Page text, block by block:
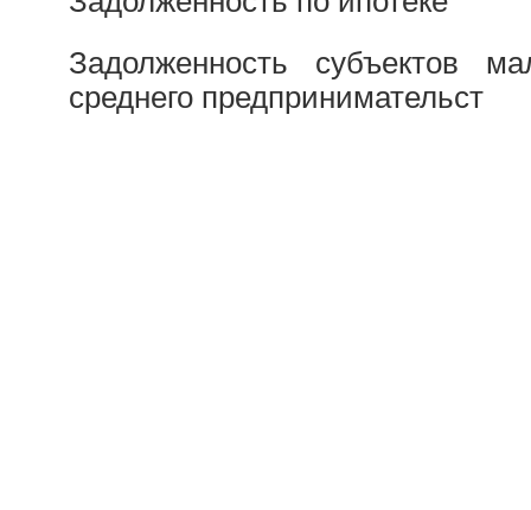
Задолженность субъектов
среднего предпринимательст